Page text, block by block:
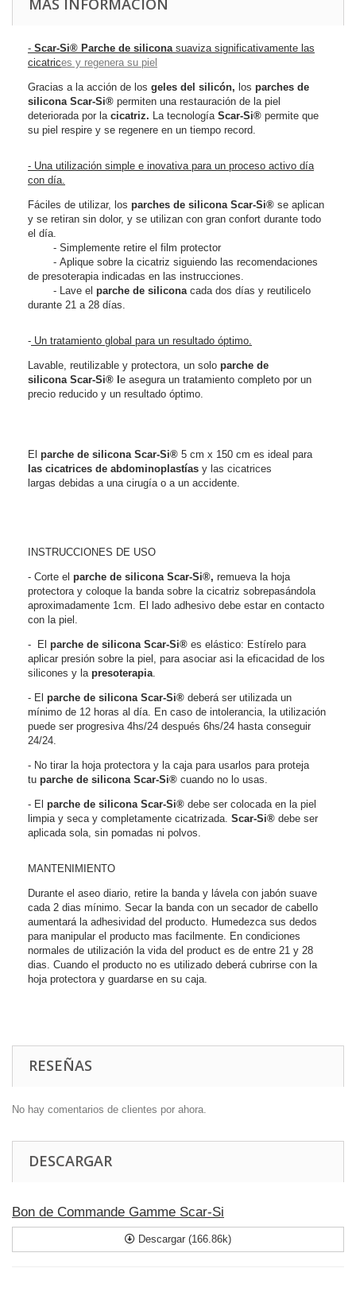
MÁS INFORMACIÓN
- Scar-Si® Parche de siliconasuaviza significativamente las
cicatrices y regenera su piel
Gracias a la acción de los geles del silicón, los parches de
silicona Scar-Si® permiten una restauración de la piel
deteriorada por lacicatriz. La tecnología Scar-Si® permite que
su piel respire y se regenere en un tiempo record.
- Una utilización simple e inovativa para un proceso activo día
con día.
Fáciles de utilizar, los parches de silicona Scar-Si® se aplican
y se retiran sin dolor, y se utilizan con gran confort durante todo
el día.
- Simplemente retire el film protector
- Aplique sobre la cicatriz siguiendo las recomendaciones
de presoterapia indicadas en las instrucciones.
- Lave el parche de siliconacada dos días y reutilicelo
durante 21 a 28 días.
- Un tratamiento global para un resultado óptimo.
Lavable, reutilizable y protectora, un solo parche de
silicona Scar-Si® e asegura un tratamiento completo por un
precio reducido y un resultado óptimo.
El parche de silicona Scar-Si® 5 cm x 150 cm es ideal para
las cicatrices de abdominoplastías y las cicatrices
largas debidas a una cirugía o a un accidente.
INSTRUCCIONES DE USO
- Corte el parche de silicona Scar-Si®, remueva la hoja
protectora y coloque la banda sobre la cicatriz sobrepasándola
aproximadamente 1cm. El lado adhesivo debe estar en contacto
con la piel.
- El parche de silicona Scar-Si® es elástico: Estírelo para
aplicar presión sobre la piel, para asociar asi la eficacidad de los
silicones y lapresoterapia.
- El parche de silicona Scar-Si® deberá ser utilizada un
mínimo de 12 horas al día. En caso de intolerancia, la utilización
puede ser progresiva 4hs/24 después 6hs/24 hasta conseguir
24/24.
- No tirar la hoja protectora y la caja para usarlos para proteja
tu parche de silicona Scar-Si® cuando no lo usas.
- El parche de silicona Scar-Si® debe ser colocada en la piel
limpia y seca y completamente cicatrizada. Scar-Si® debe ser
aplicada sola, sin pomadas ni polvos.
MANTENIMIENTO
Durante el aseo diario, retire la banda y lávela con jabón suave
cada 2 dias mínimo. Secar la banda con un secador de cabello
aumentará la adhesividad del producto. Humedezca sus dedos
para manipular el producto mas facilmente. En condiciones
normales de utilización la vida del product es de entre 21 y 28
dias. Cuando el producto no es utilizado deberá cubrirse con la
hoja protectora y guardarse en su caja.
RESEÑAS
No hay comentarios de clientes por ahora.
DESCARGAR
Bon de Commande Gamme Scar-Si
Descargar (166.86k)